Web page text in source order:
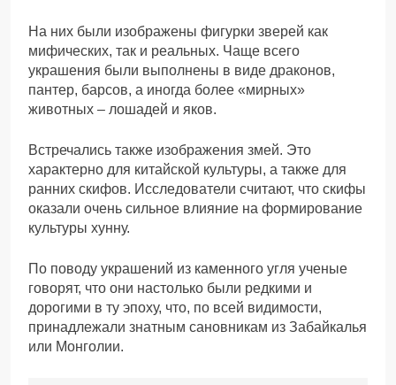
На них были изображены фигурки зверей как
мифических, так и реальных. Чаще всего
украшения были выполнены в виде драконов,
пантер, барсов, а иногда более «мирных»
животных – лошадей и яков.
Встречались также изображения змей. Это
характерно для китайской культуры, а также для
ранних скифов. Исследователи считают, что скифы
оказали очень сильное влияние на формирование
культуры хунну.
По поводу украшений из каменного угля ученые
говорят, что они настолько были редкими и
дорогими в ту эпоху, что, по всей видимости,
принадлежали знатным сановникам из Забайкалья
или Монголии.